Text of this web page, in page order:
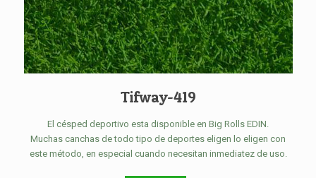
Tifway-419
El césped deportivo esta disponible en Big Rolls EDIN.
Muchas canchas de todo tipo de deportes eligen lo eligen con
este método, en especial cuando necesitan inmediatez de uso.